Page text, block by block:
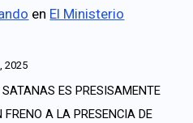
en El Ministerio
2025
ES PRESISAMENTE
FRENO A LA PRESENCIA DE